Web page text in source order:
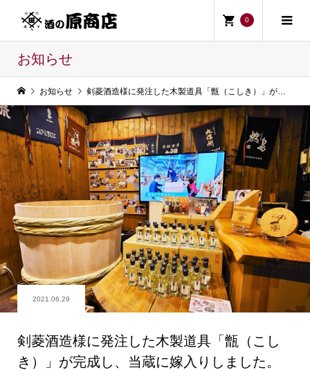
0
お知らせ
お知らせ 剣菱酒造様に発注した木製道具「甑（こしき）」が完成し、当蔵に嫁入りしました。
2021.06.29
剣菱酒造様に発注した木製道具「甑（こし
き）」が完成し、当蔵に嫁入りしました。